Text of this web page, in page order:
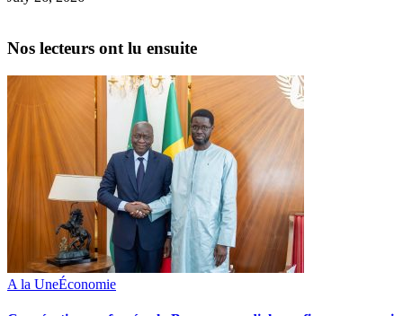
Nos lecteurs ont lu ensuite
A la UneÉconomie